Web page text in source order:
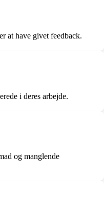
at have givet feedback.
i deres arbejde.
og manglende